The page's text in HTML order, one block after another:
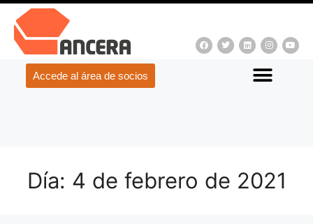
Accede al área de socios
Día: 4 de febrero de 2021